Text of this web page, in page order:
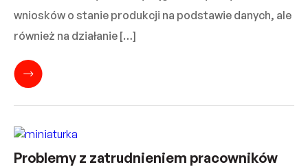
wniosków o stanie produkcji na podstawie danych, ale
również na działanie […]
Problemy z zatrudnieniem pracowników